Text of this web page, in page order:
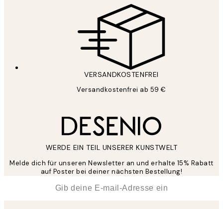
VERSANDKOSTENFREI
Versandkostenfrei ab 59 €
WERDE EIN TEIL UNSERER KUNSTWELT
Melde dich für unseren Newsletter an und erhalte 15% Rabatt
auf Poster bei deiner nächsten Bestellung!